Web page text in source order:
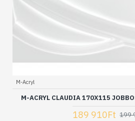
M-Acryl
M-ACRYL CLAUDIA 170X115
189 910Ft 199